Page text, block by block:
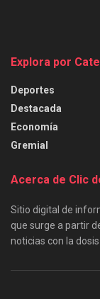
Explora por
Deportes
Destacada
Economía
Gremial
Acerca de Clic
Sitio digital de
que surge a partir
noticias con la